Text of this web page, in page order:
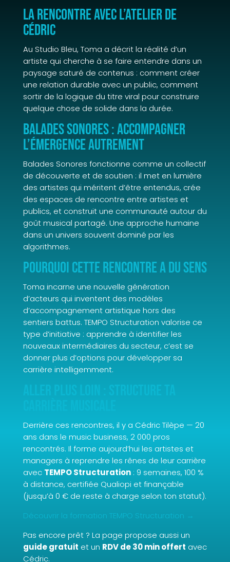
La rencontre avec L’Atelier de
Cédric
Au Studio Bleu, Toma a décrit la réalité d’un
artiste qui cherche à se faire entendre dans un
paysage saturé de contenus : comment créer
une relation durable avec un public, comment
sortir de la logique du titre viral pour construire
quelque chose de solide dans la durée.
Balades Sonores : accompagner
l’émergence autrement
Balades Sonores fonctionne comme un collectif
de découverte et de soutien : il met en lumière
des artistes qui méritent d’être entendus, crée
des espaces de rencontre entre artistes et
publics, et construit une communauté autour du
goût musical partagé. Une approche humaine
dans un univers souvent dominé par les
algorithmes.
Pourquoi cette rencontre a du sens
Toma incarne une nouvelle génération
d’acteurs qui inventent des modèles
d’accompagnement artistique hors des
sentiers battus. TEMPO Structuration valorise ce
type d’initiative : apprendre à identifier les
nouveaux intermédiaires du secteur, c’est se
donner plus d’options pour développer sa
carrière intelligemment.
Derrière ces rencontres, il y a Cédric Tilèpe — 20
ans dans le music business, 2 000 pros
rencontrés. Il forme aujourd’hui les artistes et
managers à reprendre les rênes de leur carrière
avec TEMPO Structuration: 9 semaines, 100 %
à distance, certifiée Qualiopi et finançable
(jusqu’à 0 € de reste à charge selon ton statut).
Découvrir la formation TEMPO Structuration →
Pas encore prêt ? La page propose aussi un
guide gratuit et un RDV de 30 min offert avec
Cédric.